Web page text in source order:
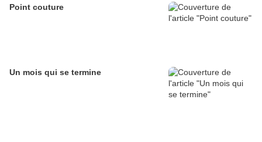
Point couture
Un mois qui se termine